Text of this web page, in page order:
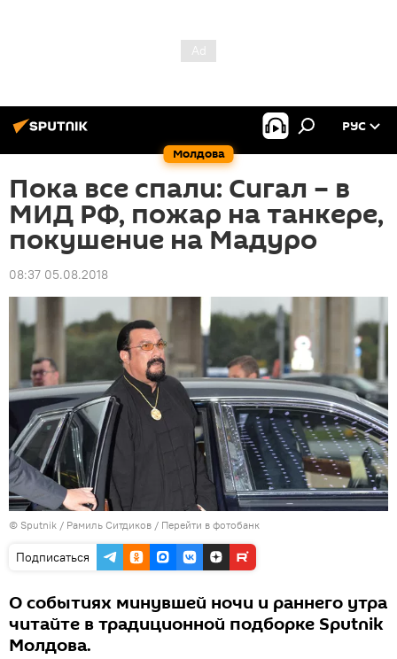
Молдова
РУС
Пока все спали: Сигал – в
МИД РФ, пожар на танкере,
покушение на Мадуро
08:37 05.08.2018
© Sputnik / Рамиль Ситдиков / Перейти в фотобанк
Подписаться
О событиях минувшей ночи и раннего утра
читайте в традиционной подборке Sputnik
Молдова.